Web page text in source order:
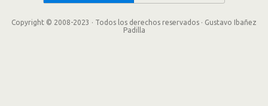
Copyright © 2008-2023 · Todos los derechos reservados · Gustavo Ibañez
Padilla